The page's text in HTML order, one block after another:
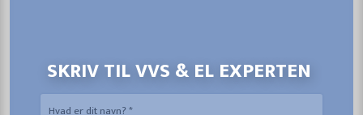
SKRIV TIL VVS & EL EXPERTEN